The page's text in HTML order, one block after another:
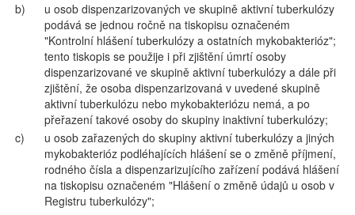
b)
u osob dispenzarizovaných ve skupině aktivní tuberkulózy
podává se jednou ročně na tiskopisu označeném
"Kontrolní hlášení tuberkulózy a ostatních mykobakterióz";
tento tiskopis se použije i při zjištění úmrtí osoby
dispenzarizované ve skupině aktivní tuberkulózy a dále při
zjištění, že osoba dispenzarizovaná v uvedené skupině
aktivní tuberkulózu nebo mykobakteriózu nemá, a po
přeřazení takové osoby do skupiny inaktivní tuberkulózy;
c)
u osob zařazených do skupiny aktivní tuberkulózy a jiných
mykobakterióz podléhajících hlášení se o změně příjmení,
rodného čísla a dispenzarizujícího zařízení podává hlášení
na tiskopisu označeném "Hlášení o změně údajů u osob v
Registru tuberkulózy";